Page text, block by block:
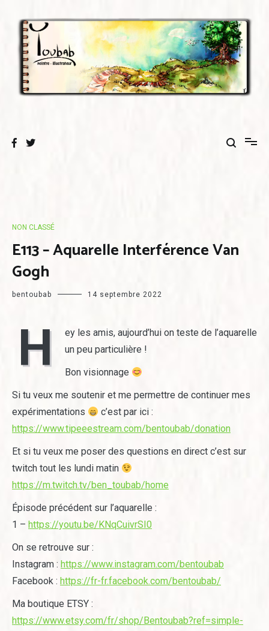
contenu
NON CLASSÉ
E113 – Aquarelle Interférence Van
Gogh
bentoubab 14 septembre 2022
H
ey les amis, aujourd’hui on teste de l’aquarelle
un peu particulière !
Bon visionnage
Si tu veux me soutenir et me permettre de continuer mes
expérimentations
c’est par ici :
https://www.tipeeestream.com/bentoubab/donation
Et si tu veux me poser des questions en direct c’est sur
twitch tout les lundi matin
https://m.twitch.tv/ben_toubab/home
Épisode précédent sur l’aquarelle :
1 – https://youtu.be/KNqCuivrSI0
On se retrouve sur :
Instagram : https://www.instagram.com/bentoubab
Facebook : https://fr-fr.facebook.com/bentoubab/
Ma boutique ETSY :
https://www.etsy.com/fr/shop/Bentoubab?ref=simple-